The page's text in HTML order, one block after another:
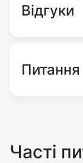
Відгуки
Питання
Часті